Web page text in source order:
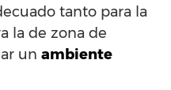
tanto para la
la de zona de
un ambiente